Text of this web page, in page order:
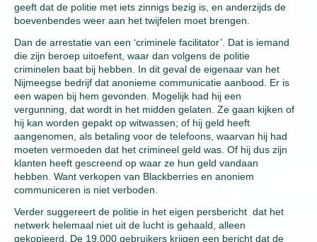
geeft dat de politie met iets zinnigs bezig is, en anderzijds de
boevenbendes weer aan het twijfelen moet brengen.
Dan de arrestatie van een ‘criminele facilitator’. Dat is iemand
die zijn beroep uitoefent, waar dan volgens de politie
criminelen baat bij hebben. In dit geval de eigenaar van het
Nijmeegse bedrijf dat anonieme communicatie aanbood. Er is
een wapen bij hem gevonden. Mogelijk had hij een
vergunning, dat wordt in het midden gelaten. Ze gaan kijken of
hij kan worden gepakt op witwassen; of hij geld heeft
aangenomen, als betaling voor de telefoons, waarvan hij had
moeten vermoeden dat het crimineel geld was. Of hij dus zijn
klanten heeft gescreend op waar ze hun geld vandaan
hebben. Want verkopen van Blackberries en anoniem
communiceren is niet verboden.
Verder suggereert de politie in het eigen persbericht dat het
netwerk helemaal niet uit de lucht is gehaald, alleen
gekopieerd. De 19.000 gebruikers krijgen een bericht dat de